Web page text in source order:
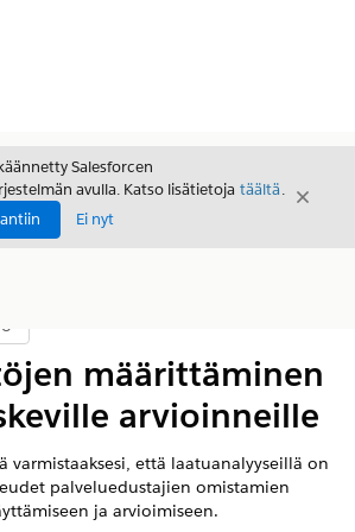
Salesforcen
avulla. Katso lisätietoja täältä.
Ei nyt
Sulje
määrittäminen
arvioinneille
varmistaaksesi, että laatuanalyyseillä on
palveluedustajien omistamien
ja arvioimiseen.